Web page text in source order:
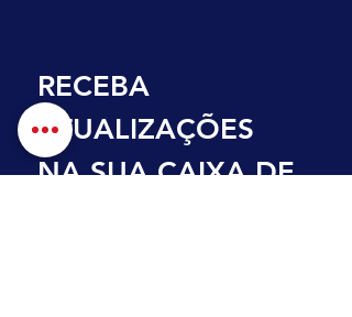
RECEBA
ATUALIZAÇÕES
NA SUA CAIXA DE